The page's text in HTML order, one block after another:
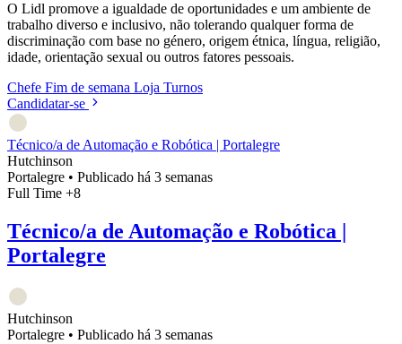
O Lidl promove a igualdade de oportunidades e um ambiente de
trabalho diverso e inclusivo, não tolerando qualquer forma de
discriminação com base no género, origem étnica, língua, religião,
idade, orientação sexual ou outros fatores pessoais.
Chefe Fim de semana Loja Turnos
Candidatar-se
Técnico/a de Automação e Robótica | Portalegre
Hutchinson
Portalegre • Publicado há 3 semanas
Full Time +8
Técnico/a de Automação e Robótica |
Portalegre
Hutchinson
Portalegre • Publicado há 3 semanas